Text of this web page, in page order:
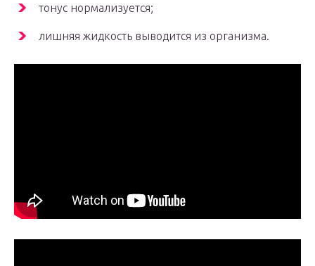
тонус нормализуется;
лишняя жидкость выводится из организма.